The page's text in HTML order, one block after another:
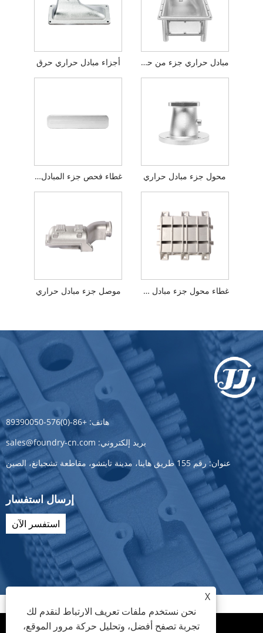
أجزاء مبادل حراري حرق مبادل حراري جزء من حوض التكثيف
غطاء فحص جزء المبادل الحراري محول جزء مبادل حراري
موصل جزء مبادل حراري غطاء محول جزء مبادل حراري
هاتف: +86-(0)576-89390050
بريد إلكتروني: sales@foundry-cn.com
عنوان: رقم 155 طريق هاينا، مدينة تايتشو، مقاطعة تشجيانغ، الصين
إرسال استفسار
استفسر الآن
X
نحن نستخدم ملفات تعريف الارتباط لنقدم لك
تجربة تصفح أفضل، وتحليل حركة مرور الموقع،